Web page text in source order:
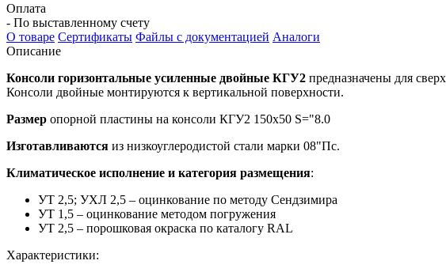
Оплата
- По выставленному счету
О товаре Сертификаты Файлы с документацией Аналоги
Описание
Консоли горизонтальные усиленные двойные КГУ2 предназначены для
Консоли двойные монтируются к вертикальной поверхности.
Размер опорной пластины на консоли КГУ2 150х50 S="8.0
Изготавливаются из низкоуглеродистой стали марки 08"Пс.
Климатическое исполнение и категория размещения:
УТ 2,5; УХЛ 2,5 – оцинкование по методу Сендзимира
УТ 1,5 – оцинкование методом погружения
УТ 2,5 – порошковая окраска по каталогу RAL
Характеристики: